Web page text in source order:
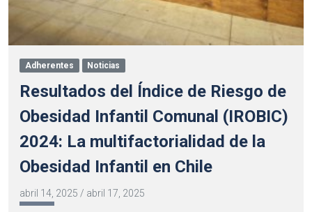
Adherentes Noticias
Resultados del Índice de Riesgo de
Obesidad Infantil Comunal (IROBIC)
2024: La multifactorialidad de la
Obesidad Infantil en Chile
abril 14, 2025 / abril 17, 2025